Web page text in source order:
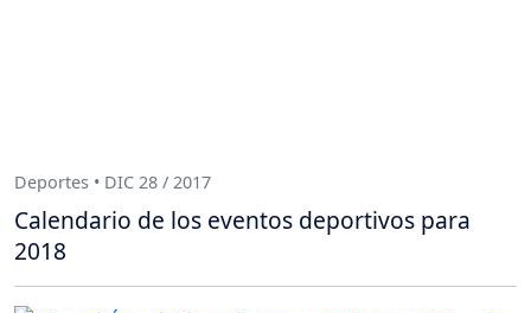
Deportes • DIC 28 / 2017
Calendario de los eventos deportivos para
2018